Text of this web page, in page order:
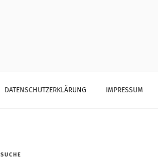
DATENSCHUTZERKLÄRUNG IMPRESSUM
SUCHE